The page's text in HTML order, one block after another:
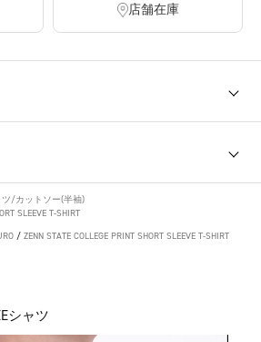
店舗在庫
ツ/カットソー(半袖)
SLEEVE T-SHIRT
/ ZENN STATE COLLEGE PRINT SHORT SLEEVE T-SHIRT
シャツ